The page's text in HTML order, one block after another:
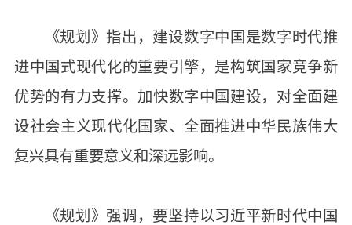
《规划》指出，建设数字中国是数字时代推
进中国式现代化的重要引擎，是构筑国家竞争新
优势的有力支撑。加快数字中国建设，对全面建
设社会主义现代化国家、全面推进中华民族伟大
复兴具有重要意义和深远影响。
《规划》强调，要坚持以习近平新时代中国